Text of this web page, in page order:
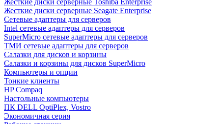
Жесткие диски серверные Toshiba Enterprise
Жесткие диски серверные Seagate Enterprise
Сетевые адаптеры для серверов
Intel сетевые адаптеры для серверов
SuperMicro сетевые адаптеры для серверов
ТМИ сетевые адаптеры для серверов
Салазки для дисков и корзины
Салазки и корзины для дисков SuperMicro
Компьютеры и опции
Тонкие клиенты
HP Compaq
Настольные компьютеры
ПК DELL OptiPlex, Vostro
Экономичная серия